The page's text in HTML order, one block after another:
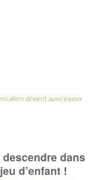
devient aussi joyeux
dans
d’enfant !